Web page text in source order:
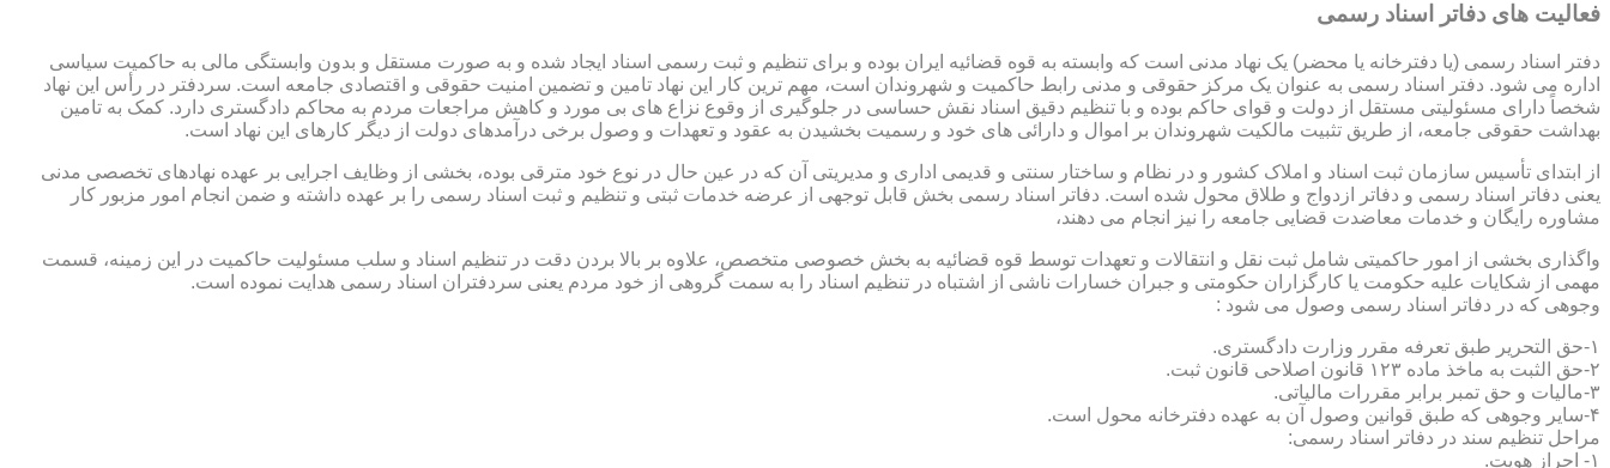
فعالیت های دفاتر اسناد رسمی
دفتر اسناد رسمی (یا دفترخانه یا محضر) یک نهاد مدنی است که وابسته به قوه قضائیه ایران بوده و برای تنظیم و ثبت رسمی اسناد ایجاد شده و به صورت مستقل و بدون وابستگی مالی به حاکمیت سیاسی
اداره می شود. دفتر اسناد رسمی به عنوان یک مرکز حقوقی و مدنی رابط حاکمیت و شهروندان است، مهم ترین کار این نهاد تامین و تضمین امنیت حقوقی و اقتصادی جامعه است. سردفتر در رأس این نهاد
شخصاً دارای مسئولیتی مستقل از دولت و قوای حاکم بوده و با تنظیم دقیق اسناد نقش حساسی در جلوگیری از وقوع نزاع های بی مورد و کاهش مراجعات مردم به محاکم دادگستری دارد. کمک به تامین
بهداشت حقوقی جامعه، از طریق تثبیت مالکیت شهروندان بر اموال و دارائی های خود و رسمیت بخشیدن به عقود و تعهدات و وصول برخی درآمدهای دولت از دیگر کارهای این نهاد است.
از ابتدای تأسیس سازمان ثبت اسناد و املاک کشور و در نظام و ساختار سنتی و قدیمی اداری و مدیریتی آن که در عین حال در نوع خود مترقی بوده، بخشی از وظایف اجرایی بر عهده نهادهای تخصصی مدنی
یعنی دفاتر اسناد رسمی و دفاتر ازدواج و طلاق محول شده است. دفاتر اسناد رسمی بخش قابل توجهی از عرضه خدمات ثبتی و تنظیم و ثبت اسناد رسمی را بر عهده داشته و ضمن انجام امور مزبور کار
مشاوره رایگان و خدمات معاضدت قضایی جامعه را نیز انجام می دهند،
واگذاری بخشی از امور حاکمیتی شامل ثبت نقل و انتقالات و تعهدات توسط قوه قضائیه به بخش خصوصی متخصص، علاوه بر بالا بردن دقت در تنظیم اسناد و سلب مسئولیت حاکمیت در این زمینه، قسمت
مهمی از شکایات علیه حکومت یا کارگزاران حکومتی و جبران خسارات ناشی از اشتباه در تنظیم اسناد را به سمت گروهی از خود مردم یعنی سردفتران اسناد رسمی هدایت نموده است.
وجوهی که در دفاتر اسناد رسمی وصول می شود :
۱-حق التحریر طبق تعرفه مقرر وزارت دادگستری.
۲-حق الثبت به ماخذ ماده ۱۲۳ قانون اصلاحی قانون ثبت.
۳-مالیات و حق تمبر برابر مقررات مالیاتی.
۴-سایر وجوهی که طبق قوانین وصول آن به عهده دفترخانه محول است.
مراحل تنظیم سند در دفاتر اسناد رسمی:
۱- احراز هویت.